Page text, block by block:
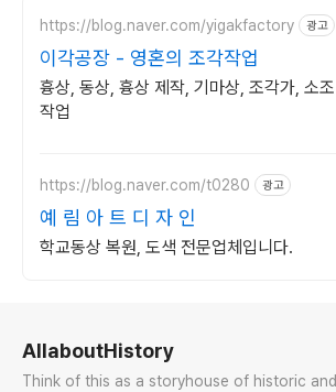
https://blog.naver.com/yigakfactory 광고
이각공장 - 영혼의 조각작업
흉상, 동상, 흉상 제작, 기마상, 조각가, 소조
작업
https://blog.naver.com/t0280 광고
예 림 아 트 디 자 인
학교동상 복원, 도색 전문업체입니다.
AllaboutHistory
Think of this as a storyhouse of historic and